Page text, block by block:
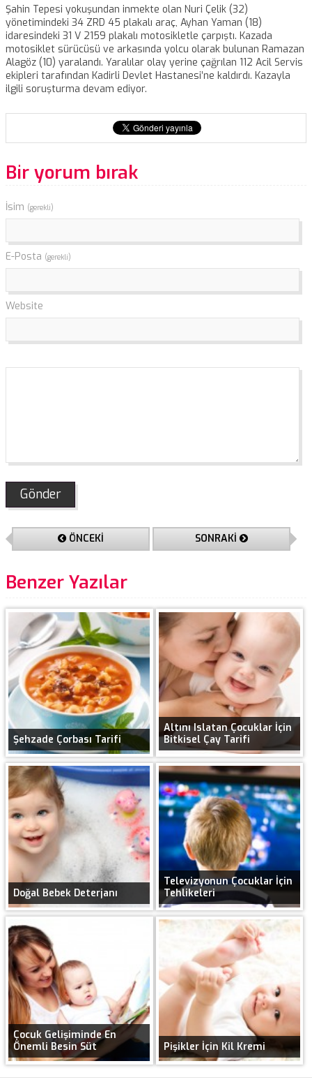
Şahin Tepesi yokuşundan inmekte olan Nuri Çelik (32)
yönetimindeki 34 ZRD 45 plakalı araç, Ayhan Yaman (18)
idaresindeki 31 V 2159 plakalı motosikletle çarpıştı. Kazada
motosiklet sürücüsü ve arkasında yolcu olarak bulunan Ramazan
Alagöz (10) yaralandı. Yaralılar olay yerine çağrılan 112 Acil Servis
ekipleri tarafından Kadirli Devlet Hastanesi’ne kaldırdı. Kazayla
ilgili soruşturma devam ediyor.
Bir yorum bırak
İsim (gerekli)
E-Posta (gerekli)
Website
ÖNCEKİ SONRAKİ
Benzer Yazılar
Şehzade Çorbası Tarifi
Altını Islatan Çocuklar İçin
Bitkisel Çay Tarifi
Doğal Bebek Deterjanı
Televizyonun Çocuklar İçin
Tehlikeleri
Çocuk Gelişiminde En
Önemli Besin Süt
Pişikler İçin Kil Kremi